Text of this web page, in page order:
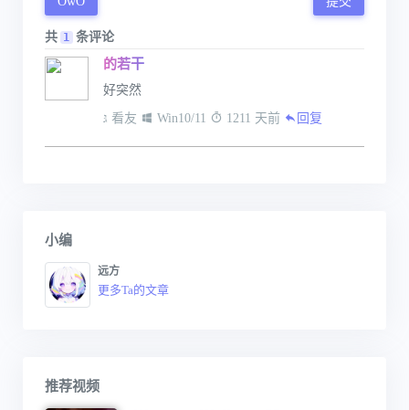
共 1 条评论
的若干
好突然
看友 Win10/11 1211 天前 回复
小编
远方
更多Ta的文章
推荐视频